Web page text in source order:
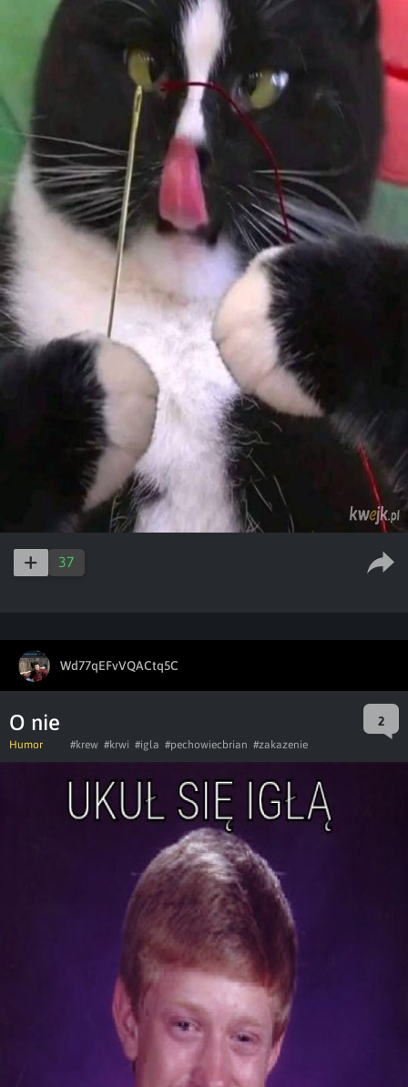
37
Wd77qEFvVQACtq5C
O nie 2
Humor #krew #krwi #igla #pechowiecbrian #zakazenie